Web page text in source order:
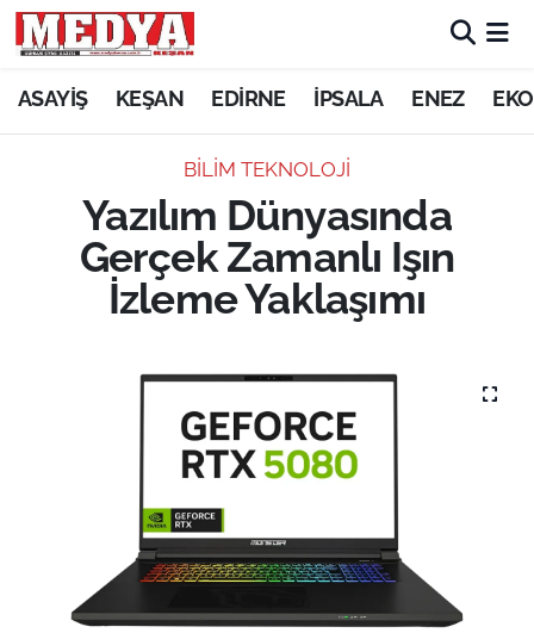
ASAYİŞ KEŞAN EDİRNE İPSALA ENEZ
BILIM TEKNOLOJI
Yazılım Dünyasında
Gerçek Zamanlı Işın
İzleme Yaklaşımı
KEŞAN
ASAYİŞ
SİYASET
TARIM VE HAYVANCILIK